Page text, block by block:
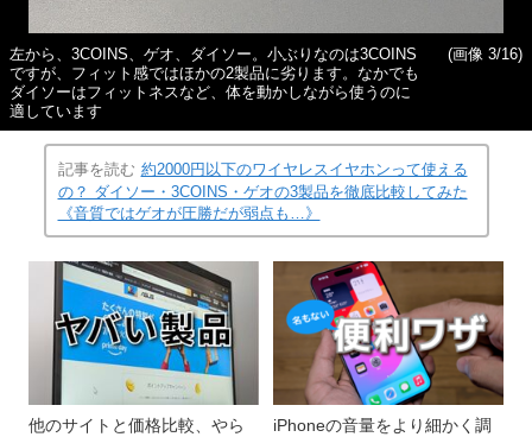
左から、3COINS、ゲオ、ダイソー。小ぶりなのは3COINS
ですが、フィット感ではほかの2製品に劣ります。なかでも
ダイソーはフィットネスなど、体を動かしながら使うのに
適しています
(画像 3/16)
記事を読む 約2000円以下のワイヤレスイヤホンって使える
の？ ダイソー・3COINS・ゲオの3製品を徹底比較してみた
《音質ではゲオが圧勝だが弱点も…》
他のサイトと価格比較、やら
iPhoneの音量をより細かく調